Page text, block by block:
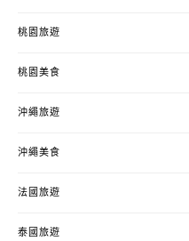
桃園旅遊
桃園美食
沖繩旅遊
沖繩美食
法國旅遊
泰國旅遊